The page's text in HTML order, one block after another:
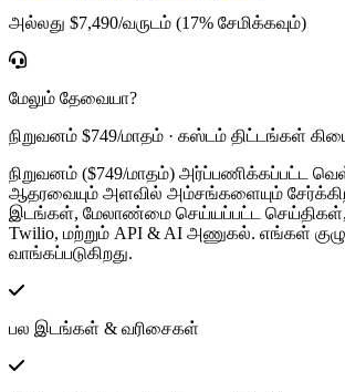
அல்லது $7,490/வருடம் (17% சேமிக்கவும்)
மேலும் தேவையா?
நிறுவனம் $749/மாதம் · கஸ்டம் திட்டங்கள்
நிறுவனம் ($749/மாதம்) அர்ப்பணிக்கப்பட்ட
ஆதரவையும் அளவில் அம்சங்களையும்
இடங்கள், மேலாண்மை செய்யப்பட்ட
Twilio, மற்றும் API & AI அணுகல். எங்கள்
வாங்கப்படுகிறது.
பல இடங்கள் & வரிசைகள்